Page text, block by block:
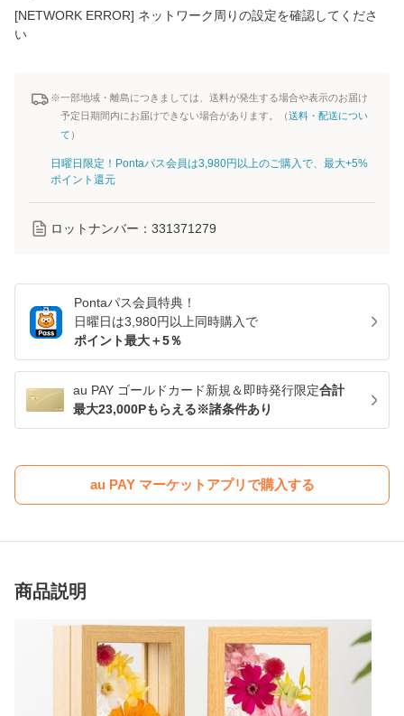
[NETWORK ERROR] ネットワーク周りの設定を確認してくださ
い
※一部地域・離島につきましては、送料が発生する場合や表示のお届け
予定日期間内にお届けできない場合があります。（送料・配送につい
て ）
日曜日限定！Pontaパス会員は3,980円以上のご購入で、最大+5%
ポイント還元
ロットナンバー： 331371279
Pontaパス会員特典！
日曜日は3,980円以上同時購入で
ポイント最大＋5％
au PAY ゴールドカード新規＆即時発行限定合計
最大23,000Pもらえる※諸条件あり
au PAY マーケットアプリで購入する
商品説明